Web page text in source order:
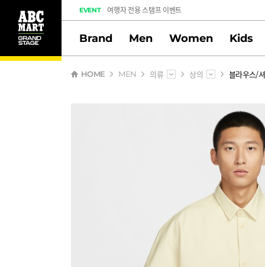
EVENT
여행자 전용 스탬프 이벤트
멤버십 스탬프 활동 만족도 조사 당첨자 안내
Brand Men Women Kids
HOME MEN 의류 상의 블라우스/